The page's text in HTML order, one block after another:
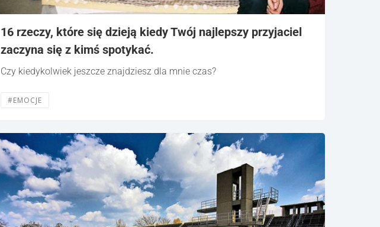
16 rzeczy, które się dzieją kiedy Twój najlepszy przyjaciel
zaczyna się z kimś spotykać.
Czy kiedykolwiek jeszcze znajdziesz dla mnie czas?
#EMOCJE